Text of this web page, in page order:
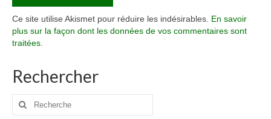
Ce site utilise Akismet pour réduire les indésirables. En savoir
plus sur la façon dont les données de vos commentaires sont
traitées
Rechercher
Rechercher